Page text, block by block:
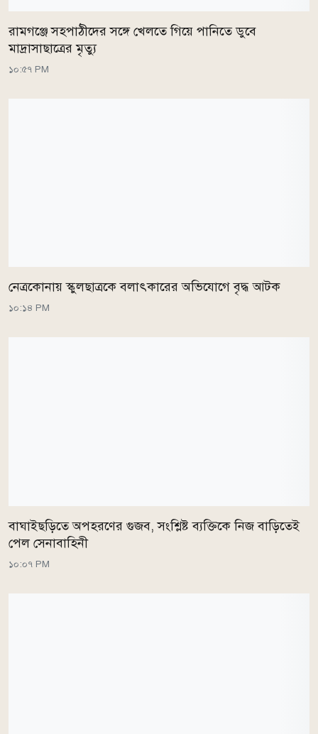
রামগঞ্জে সহপাঠীদের সঙ্গে খেলতে গিয়ে পানিতে ডুবে
মাদ্রাসাছাত্রের মৃত্যু
১০:৫৭ PM
নেত্রকোনায় স্কুলছাত্রকে বলাৎকারের অভিযোগে বৃদ্ধ আটক
১০:১৪ PM
বাঘাইছড়িতে অপহরণের গুজব, সংশ্লিষ্ট ব্যক্তিকে নিজ বাড়িতেই
পেল সেনাবাহিনী
১০:০৭ PM